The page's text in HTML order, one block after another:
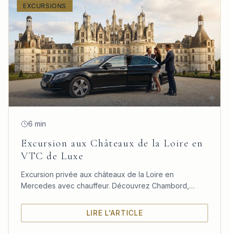
EXCURSIONS
6 min
Excursion aux Châteaux de la Loire en
VTC de Luxe
Excursion privée aux châteaux de la Loire en
Mercedes avec chauffeur. Découvrez Chambord,
LIRE L'ARTICLE